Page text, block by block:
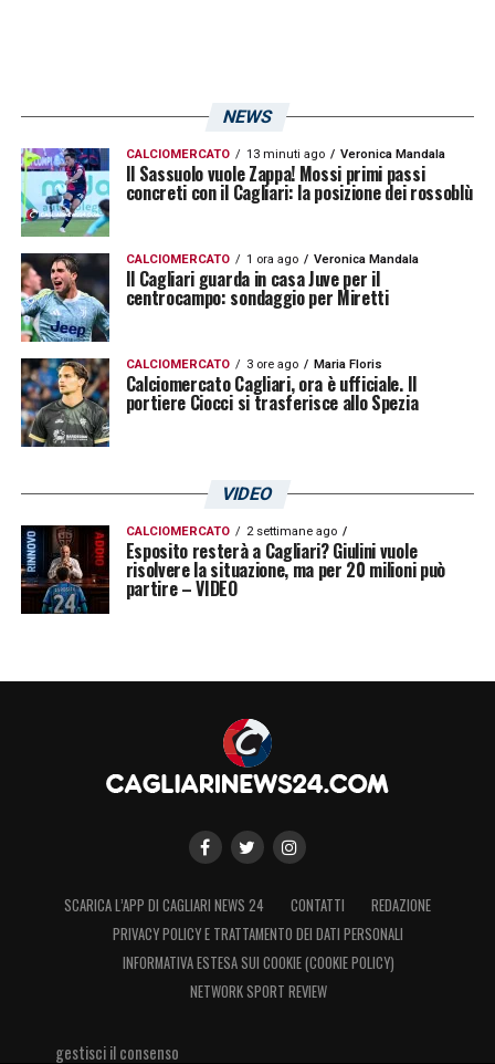
NEWS
CALCIOMERCATO 13 minuti ago Veronica Mandala
Il Sassuolo vuole Zappa! Mossi primi passi
concreti con il Cagliari: la posizione dei rossoblù
CALCIOMERCATO 1 ora ago Veronica Mandala
Il Cagliari guarda in casa Juve per il
centrocampo: sondaggio per Miretti
CALCIOMERCATO 3 ore ago Maria Floris
Calciomercato Cagliari, ora è ufficiale. Il
portiere Ciocci si trasferisce allo Spezia
VIDEO
CALCIOMERCATO 2 settimane ago
Esposito resterà a Cagliari? Giulini vuole
risolvere la situazione, ma per 20 milioni può
partire – VIDEO
SCARICA L’APP DI CAGLIARI NEWS 24 CONTATTI
REDAZIONE
PRIVACY POLICY E TRATTAMENTO DEI DATI PERSONALI
INFORMATIVA ESTESA SUI COOKIE (COOKIE POLICY)
NETWORK SPORT REVIEW
gestisci il consenso